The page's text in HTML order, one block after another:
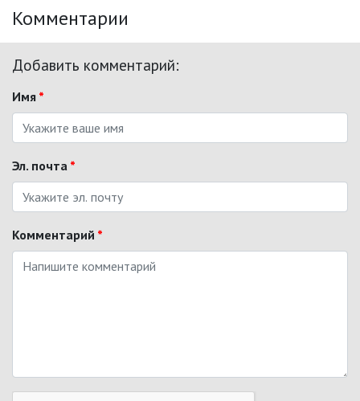
Комментарии
Добавить комментарий:
Имя *
Эл. почта *
Комментарий *